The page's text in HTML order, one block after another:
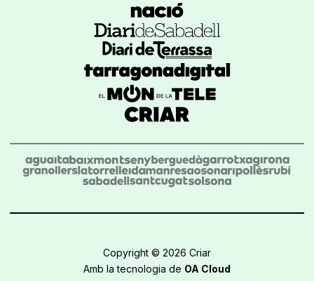
Copyright © 2026 Criar
Amb la tecnologia de OA Cloud